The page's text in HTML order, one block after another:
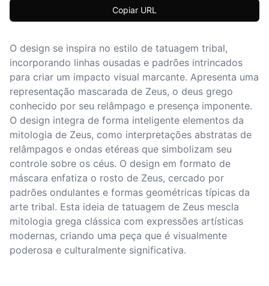
Copiar URL
O design se inspira no estilo de tatuagem tribal,
incorporando linhas ousadas e padrões intrincados
para criar um impacto visual marcante. Apresenta uma
representação mascarada de Zeus, o deus grego
conhecido por seu relâmpago e presença imponente.
O design integra de forma inteligente elementos da
mitologia de Zeus, como interpretações abstratas de
relâmpagos e ondas etéreas que simbolizam seu
controle sobre os céus. O design em formato de
máscara enfatiza o rosto de Zeus, cercado por
padrões ondulantes e formas geométricas típicas da
arte tribal. Esta ideia de tatuagem de Zeus mescla
mitologia grega clássica com expressões artísticas
modernas, criando uma peça que é visualmente
poderosa e culturalmente significativa.